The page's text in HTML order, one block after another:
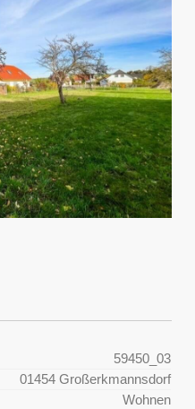
59450_03
01454 Großerkmannsdorf
Wohnen